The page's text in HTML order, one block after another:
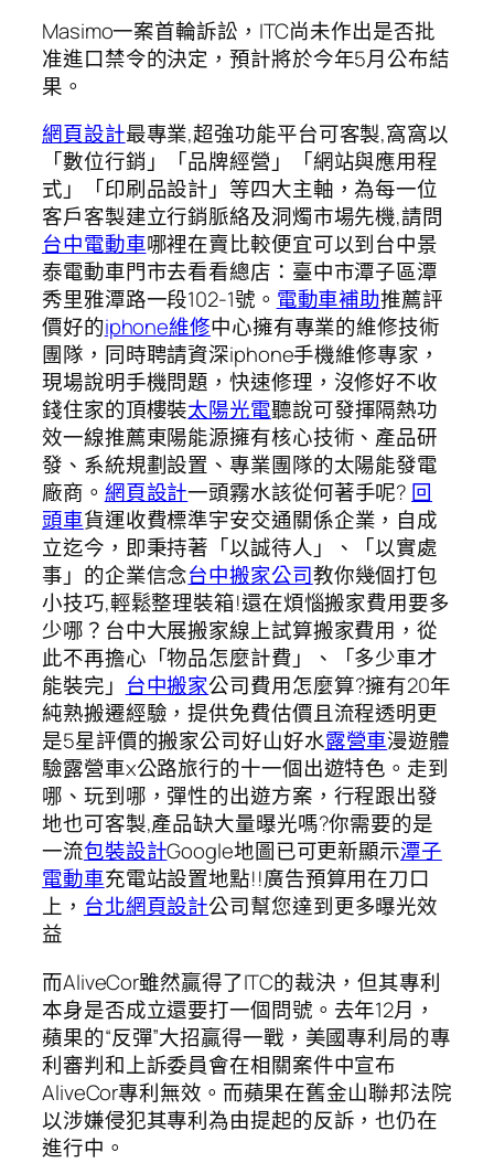
Masimo一案首輪訴訟，ITC尚未作出是否批
准進口禁令的決定，預計將於今年5月公布結
果。
網頁設計最專業,超強功能平台可客製,窩窩以
「數位行銷」「品牌經營」「網站與應用程
式」「印刷品設計」等四大主軸，為每一位
客戶客製建立行銷脈絡及洞燭市場先機,請問
台中電動車哪裡在賣比較便宜可以到台中景
泰電動車門市去看看總店：臺中市潭子區潭
秀里雅潭路一段102-1號。 電動車補助推薦評
價好的iphone維修中心擁有專業的維修技術
團隊，同時聘請資深iphone手機維修專家，
現場說明手機問題，快速修理，沒修好不收
錢住家的頂樓裝太陽光電聽說可發揮隔熱功
效一線推薦東陽能源擁有核心技術、產品研
發、系統規劃設置、專業團隊的太陽能發電
廠商。 網頁設計一頭霧水該從何著手呢? 回
頭車貨運收費標準宇安交通關係企業，自成
立迄今，即秉持著「以誠待人」、「以實處
事」的企業信念台中搬家公司教你幾個打包
小技巧,輕鬆整理裝箱!還在煩惱搬家費用要多
少哪？台中大展搬家線上試算搬家費用，從
此不再擔心「物品怎麼計費」、「多少車才
能裝完」 台中搬家公司費用怎麼算?擁有20年
純熟搬遷經驗，提供免費估價且流程透明更
是5星評價的搬家公司好山好水露營車漫遊體
驗露營車x公路旅行的十一個出遊特色。走到
哪、玩到哪，彈性的出遊方案，行程跟出發
地也可客製,產品缺大量曝光嗎?你需要的是
一流包裝設計Google地圖已可更新顯示潭子
電動車充電站設置地點!!廣告預算用在刀口
上， 台北網頁設計公司幫您達到更多曝光效
益
而AliveCor雖然贏得了ITC的裁決，但其專利
本身是否成立還要打一個問號。去年12月，
蘋果的“反彈”大招贏得一戰，美國專利局的專
利審判和上訴委員會在相關案件中宣布
AliveCor專利無效。而蘋果在舊金山聯邦法院
以涉嫌侵犯其專利為由提起的反訴，也仍在
進行中。